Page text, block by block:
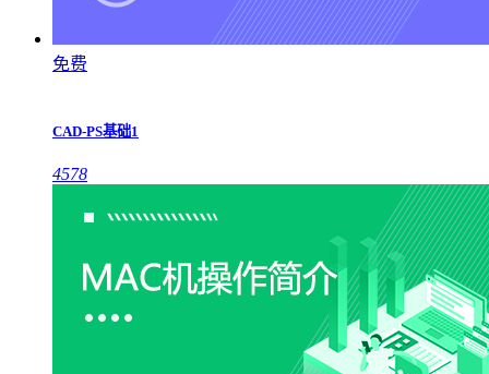
免费
CAD-PS基础1
4578